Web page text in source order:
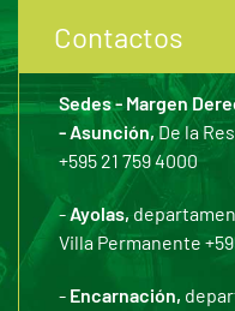
Contactos
Sedes - Margen
- Asunción,De la
+595 21 759 4000
-Ayolas,
Villa Permanente
- Encarnación,